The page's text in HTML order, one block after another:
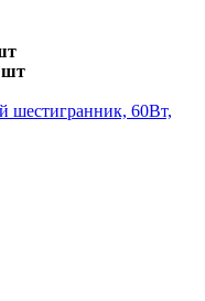
шт
шестигранник, 60Вт,